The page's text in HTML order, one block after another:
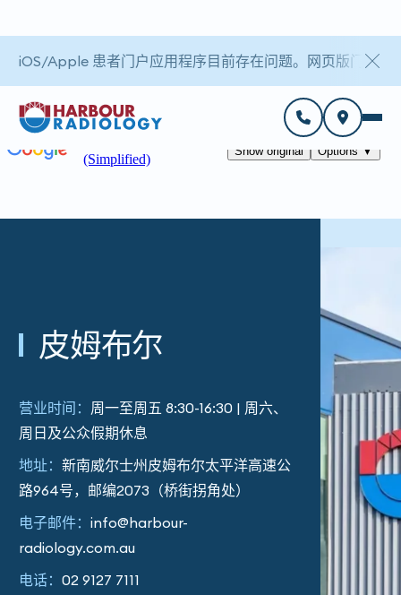
皮姆布尔
营业时间： 周一至周五 8:30-16:30 | 周六、
周日及公众假期休息
地址：新南威尔士州皮姆布尔太平洋高速公
路964号，邮编2073（桥街拐角处）
电子邮件：info@harbour-
radiology.com.au
电话：02 9127 7111
iOS/Apple 患者门户应用程序目前存在问题。网页版门户网